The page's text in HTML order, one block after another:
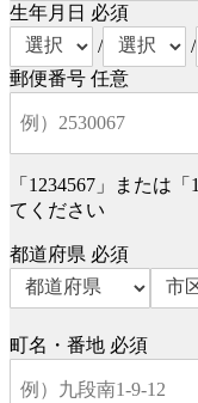
生年月日 必須
/
/
郵便番号 任意
「1234567」または
てください
都道府県 必須
町名・番地 必須